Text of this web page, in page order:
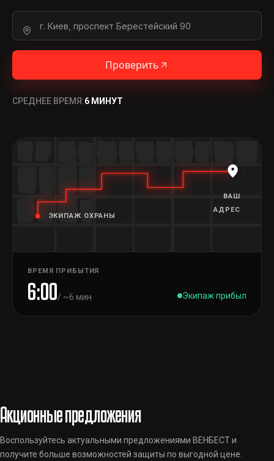
Проверить
СРЕДНЕЕ ВРЕМЯ:6 МИНУТ
ЭКИПАЖ ОХРАНЫ
ВАШ
АДРЕС
ВРЕМЯ ПРИБЫТИЯ
6:00/ ~6 мин Экипаж прибыл
Акционные предложения
Воспользуйтесь актуальными предложениями ВЕНБЕСТ и
получите больше возможностей защиты по выгодной цене.